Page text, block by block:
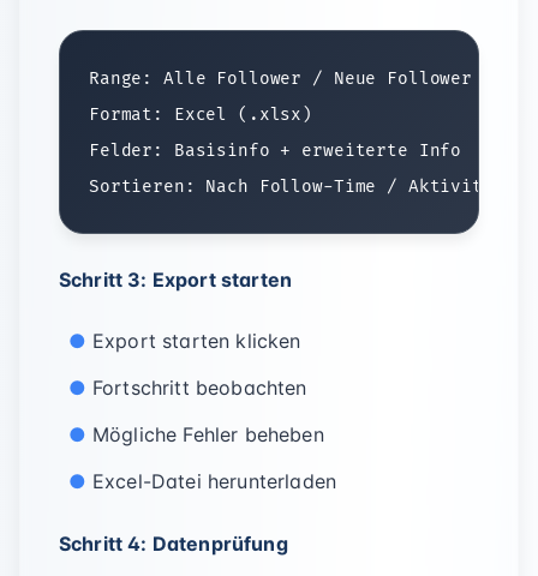
Range: Alle Follower / Neue Follower
Format: Excel (.xlsx)
Felder: Basisinfo + erweiterte Info
Schritt 3: Export starten
Export starten klicken
Fortschritt beobachten
Mögliche Fehler beheben
Excel-Datei herunterladen
Schritt 4: Datenprüfung